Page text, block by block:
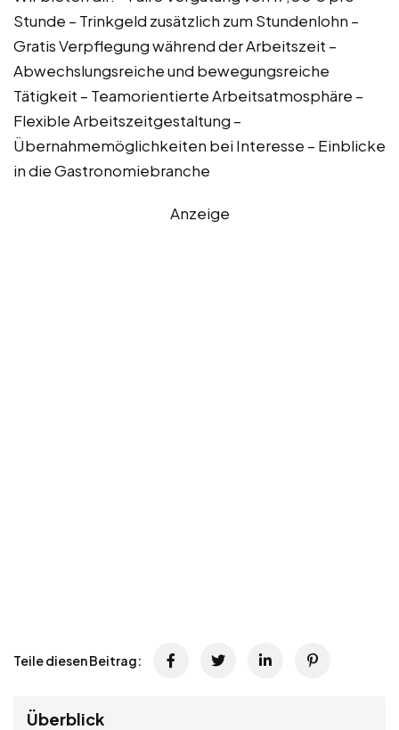
Stunde – Trinkgeld zusätzlich zum Stundenlohn –
Gratis Verpflegung während der Arbeitszeit –
Abwechslungsreiche und bewegungsreiche
Tätigkeit – Teamorientierte Arbeitsatmosphäre –
Flexible Arbeitszeitgestaltung –
Übernahmemöglichkeiten bei Interesse – Einblicke
in die Gastronomiebranche
Anzeige
Teile diesen Beitrag:
Überblick